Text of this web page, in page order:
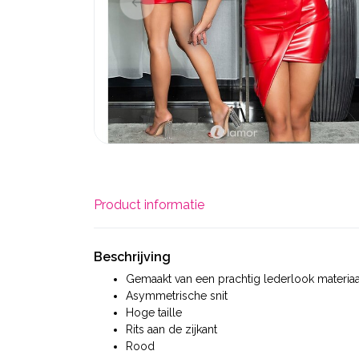
Product informatie
Beschrijving
Gemaakt van een prachtig lederlook
Asymmetrische snit
Hoge taille
Rits aan de zijkant
Rood